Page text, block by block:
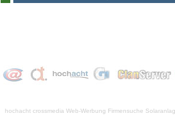
hochacht crossmedia Web-Werbung Firmensuche